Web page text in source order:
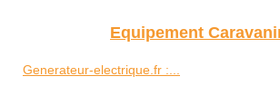
Equipement
Generateur-electrique.fr :...